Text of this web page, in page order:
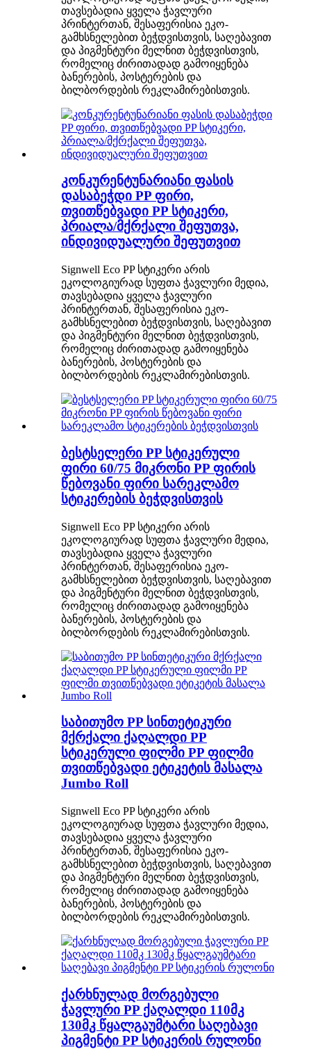
თავსებადია ყველა ჭავლური
პრინტერთან, შესაფერისია ეკო-
გამხსნელებით ბეჭდვისთვის, საღებავით
და პიგმენტური მელნით ბეჭდვისთვის,
რომელიც ძირითადად გამოიყენება
ბანერების, პოსტერების და
ბილბორდების რეკლამირებისთვის.
კონკურენტუნარიანი ფასის
დასაბეჭდი PP ფირი,
თვითწებვადი PP სტიკერი,
პრიალა/მქრქალი შეფუთვა,
ინდივიდუალური შეფუთვით
Signwell Eco PP სტიკერი არის
ეკოლოგიურად სუფთა ჭავლური მედია,
თავსებადია ყველა ჭავლური
პრინტერთან, შესაფერისია ეკო-
გამხსნელებით ბეჭდვისთვის, საღებავით
და პიგმენტური მელნით ბეჭდვისთვის,
რომელიც ძირითადად გამოიყენება
ბანერების, პოსტერების და
ბილბორდების რეკლამირებისთვის.
ბესტსელერი PP სტიკერული
ფირი 60/75 მიკრონი PP ფირის
წებოვანი ფირი სარეკლამო
სტიკერების ბეჭდვისთვის
Signwell Eco PP სტიკერი არის
ეკოლოგიურად სუფთა ჭავლური მედია,
თავსებადია ყველა ჭავლური
პრინტერთან, შესაფერისია ეკო-
გამხსნელებით ბეჭდვისთვის, საღებავით
და პიგმენტური მელნით ბეჭდვისთვის,
რომელიც ძირითადად გამოიყენება
ბანერების, პოსტერების და
ბილბორდების რეკლამირებისთვის.
საბითუმო PP სინთეტიკური
მქრქალი ქაღალდი PP
სტიკერული ფილმი PP ფილმი
თვითწებვადი ეტიკეტის მასალა
Jumbo Roll
Signwell Eco PP სტიკერი არის
ეკოლოგიურად სუფთა ჭავლური მედია,
თავსებადია ყველა ჭავლური
პრინტერთან, შესაფერისია ეკო-
გამხსნელებით ბეჭდვისთვის, საღებავით
და პიგმენტური მელნით ბეჭდვისთვის,
რომელიც ძირითადად გამოიყენება
ბანერების, პოსტერების და
ბილბორდების რეკლამირებისთვის.
ქარხნულად მორგებული
ჭავლური PP ქაღალდი 110მკ
130მკ წყალგაუმტარი საღებავი
პიგმენტი PP სტიკერის რულონი